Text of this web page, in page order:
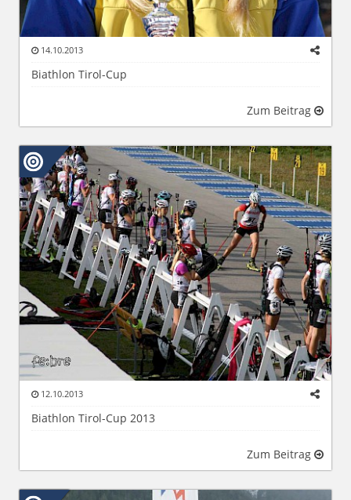
14.10.2013
Biathlon Tirol-Cup
Zum Beitrag
12.10.2013
Biathlon Tirol-Cup 2013
Zum Beitrag